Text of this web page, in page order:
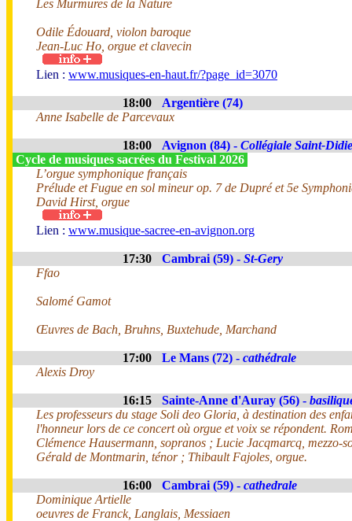
Les Murmures de la Nature
Odile Édouard, violon baroque
Jean-Luc Ho, orgue et clavecin
Lien : www.musiques-en-haut.fr/?page_id=3070
18:00
Argentière (74)
Anne Isabelle de Parcevaux
18:00 Avignon (84) - Collégiale Saint-
Cycle de musiques sacrées du Festival 2026
L’orgue symphonique français
Prélude et Fugue en sol mineur op. 7 de Dupré et 5e
David Hirst, orgue
Lien : www.musique-sacree-en-avignon.org
17:30 Cambrai (59) - St-Gery
Ffao
Salomé Gamot
Œuvres de Bach, Bruhns, Buxtehude, Marchand
17:00 Le Mans (72) - cathédrale
Alexis Droy
16:15 Sainte-Anne d'Auray (56) -
Les professeurs du stage Soli deo Gloria, à destination des
l'honneur lors de ce concert où orgue et voix se répondent.
Clémence Hausermann, sopranos ; Lucie Jacqmarcq, mezzo-
Gérald de Montmarin, ténor ; Thibault Fajoles, orgue.
16:00 Cambrai (59) - cathedrale
Dominique Artielle
oeuvres de Franck, Langlais, Messiaen